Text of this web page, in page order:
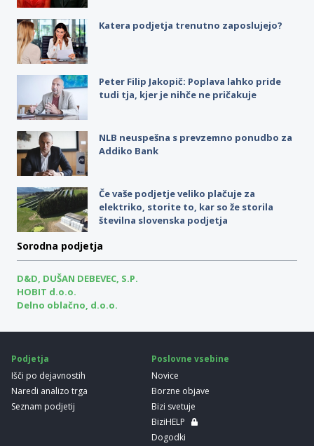
Katera podjetja trenutno zaposlujejo?
Peter Filip Jakopič: Poplava lahko pride
tudi tja, kjer je nihče ne pričakuje
NLB neuspešna s prevzemno ponudbo za
Addiko Bank
Če vaše podjetje veliko plačuje za
elektriko, storite to, kar so že storila
številna slovenska podjetja
Sorodna podjetja
D&D, DUŠAN DEBEVEC, S.P.
HOBIT d.o.o.
Delno oblačno, d.o.o.
Podjetja
Išči po dejavnostih
Naredi analizo trga
Seznam podjetij
Poslovne vsebine
Novice
Borzne objave
Bizi svetuje
BiziHELP
Dogodki